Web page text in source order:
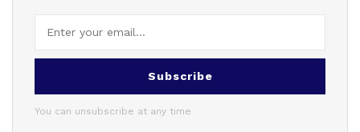
Subscribe
You can unsubscribe at any time